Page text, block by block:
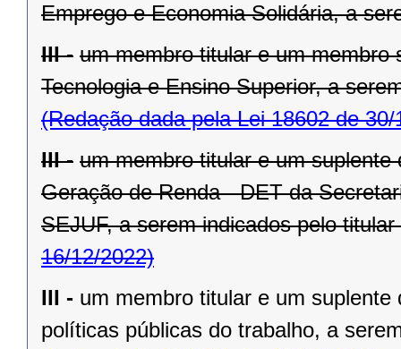
Emprego e Economia Solidária, a
III - um membro titular e um membro
Tecnologia e Ensino Superior, a
(Redação dada pela Lei 18602 de 30/
III - um membro titular e um
Geração de Renda - DET da
SEJUF, a serem indicados pelo
16/12/2022)
III - um membro titular e um
políticas públicas do trabalho, a